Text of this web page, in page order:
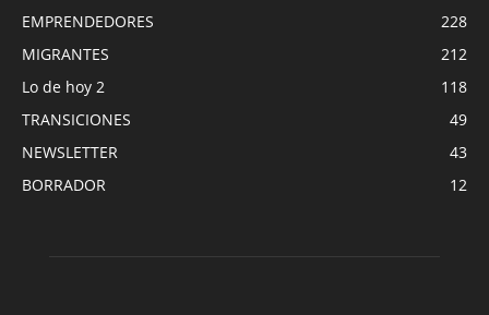
EMPRENDEDORES
228
MIGRANTES
212
Lo de hoy 2
118
TRANSICIONES
49
NEWSLETTER
43
BORRADOR
12